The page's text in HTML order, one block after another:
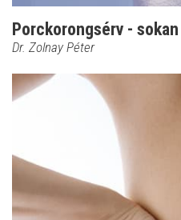
Porckorongsérv -
Dr. Zolnay Péter